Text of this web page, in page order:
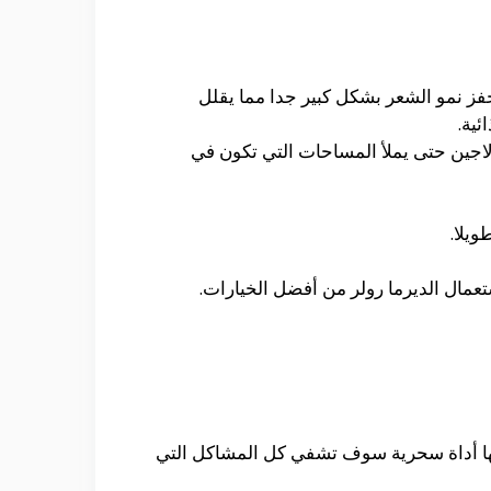
نمو الشعر بشكل كبير جدا مما يقلل
حتى يملأ المساحات التي تكون في
الديرما رولر من أفضل الخيارات.
أداة سحرية سوف تشفي كل المشاكل التي